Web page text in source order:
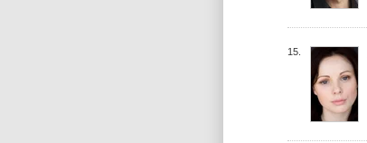
15.